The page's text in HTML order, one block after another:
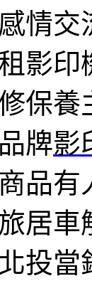
情交
影印
保養
牌影
品有
居車
投當